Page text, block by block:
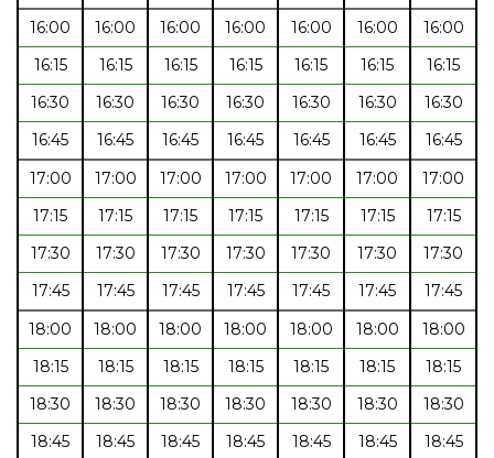
16:00
16:00 16:00 16:00 16:00 16:00
16:00
16:15
16:15 16:15 16:15 16:15 16:15
16:15
16:30
16:30 16:30 16:30 16:30 16:30
16:30
16:45
16:45 16:45 16:45 16:45 16:45
16:45
17:00
17:00 17:00 17:00 17:00 17:00
17:00
17:15
17:15 17:15 17:15 17:15 17:15
17:15
17:30
17:30 17:30 17:30 17:30 17:30
17:30
17:45
17:45 17:45 17:45 17:45 17:45
17:45
18:00
18:00 18:00 18:00 18:00 18:00
18:00
18:15
18:15 18:15 18:15 18:15 18:15
18:15
18:30
18:30 18:30 18:30 18:30 18:30
18:30
18:45
18:45 18:45 18:45 18:45 18:45
18:45